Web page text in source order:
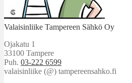
Valaisinliike Tampereen Sähkö Oy
Ojakatu 1
33100 Tampere
Puh. 03-222 6599
valaisinliike (@) tampereensahko.fi